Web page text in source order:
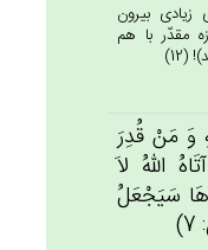
بيرون
مقدّر با هم
وَ مَنْ‌ قُدِرَ
الله‌ُ لاَ
سَيَجْعَل‌ُ